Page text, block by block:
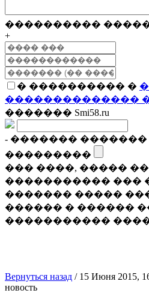
����������
+
� ���������� �
��������������
������� Smi58.ru
- �������
���������
��� ����, �����
����������� ���
������� �����
������ � ������
�����������
Вернуться назад / 15 Июня 2015,
новость